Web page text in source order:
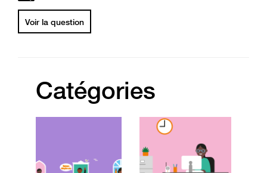
Voir la question
Catégories